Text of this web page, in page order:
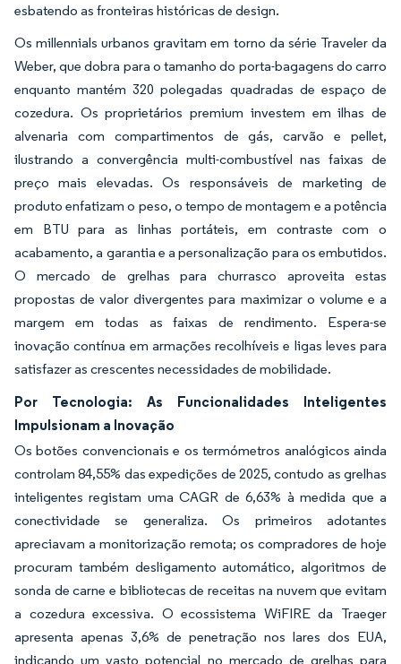
esbatendo as fronteiras históricas de design.
Os millennials urbanos gravitam em torno da série Traveler da
Weber, que dobra para o tamanho do porta-bagagens do carro
enquanto mantém 320 polegadas quadradas de espaço de
cozedura. Os proprietários premium investem em ilhas de
alvenaria com compartimentos de gás, carvão e pellet,
ilustrando a convergência multi-combustível nas faixas de
preço mais elevadas. Os responsáveis de marketing de
produto enfatizam o peso, o tempo de montagem e a potência
em BTU para as linhas portáteis, em contraste com o
acabamento, a garantia e a personalização para os embutidos.
O mercado de grelhas para churrasco aproveita estas
propostas de valor divergentes para maximizar o volume e a
margem em todas as faixas de rendimento. Espera-se
inovação contínua em armações recolhíveis e ligas leves para
satisfazer as crescentes necessidades de mobilidade.
Por Tecnologia: As Funcionalidades Inteligentes
Impulsionam a Inovação
Os botões convencionais e os termómetros analógicos ainda
controlam 84,55% das expedições de 2025, contudo as grelhas
inteligentes registam uma CAGR de 6,63% à medida que a
conectividade se generaliza. Os primeiros adotantes
apreciavam a monitorização remota; os compradores de hoje
procuram também desligamento automático, algoritmos de
sonda de carne e bibliotecas de receitas na nuvem que evitam
a cozedura excessiva. O ecossistema WiFIRE da Traeger
apresenta apenas 3,6% de penetração nos lares dos EUA,
indicando um vasto potencial no mercado de grelhas para